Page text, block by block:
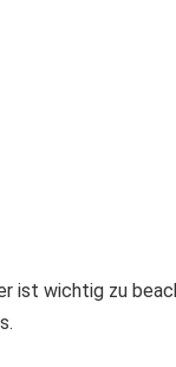
ist wichtig zu